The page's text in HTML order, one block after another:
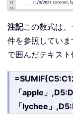
注記この数式は
件を参照してい
で囲んだテキスト
「apple」
「lychee」